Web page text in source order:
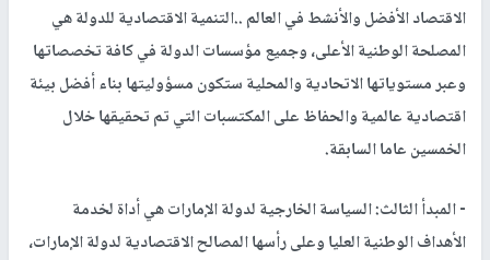
الاقتصاد الأفضل والأنشط في العالم ..التنمية الاقتصادية للدولة هي
المصلحة الوطنية الأعلى، وجميع مؤسسات الدولة في كافة تخصصاتها
وعبر مستوياتها الاتحادية والمحلية ستكون مسؤوليتها بناء أفضل بيئة
اقتصادية عالمية والحفاظ على المكتسبات التي تم تحقيقها خلال
الخمسين عاما السابقة.
- المبدأ الثالث: السياسة الخارجية لدولة الإمارات هي أداة لخدمة
الأهداف الوطنية العليا وعلى رأسها المصالح الاقتصادية لدولة الإمارات،